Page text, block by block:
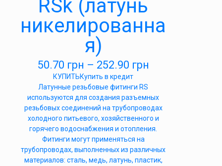
RSk (латунь
никелированна
я)
50.70 грн – 252.90 грн
КУПИТЬКупить в кредит
Латунные резьбовые фитинги RS
используются для создания разъемных
резьбовых соединений на трубопроводах
холодного питьевого, хозяйственного и
горячего водоснабжения и отопления.
Фитинги могут применяться на
трубопроводах, выполненных из различных
материалов: сталь, медь, латунь, пластик,